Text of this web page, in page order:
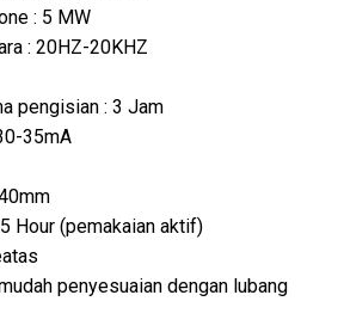
: 5 MW
: 20HZ-20KHZ
pengisian : 3 Jam
35mA
Hour (pemakaian aktif)
penyesuaian dengan lubang